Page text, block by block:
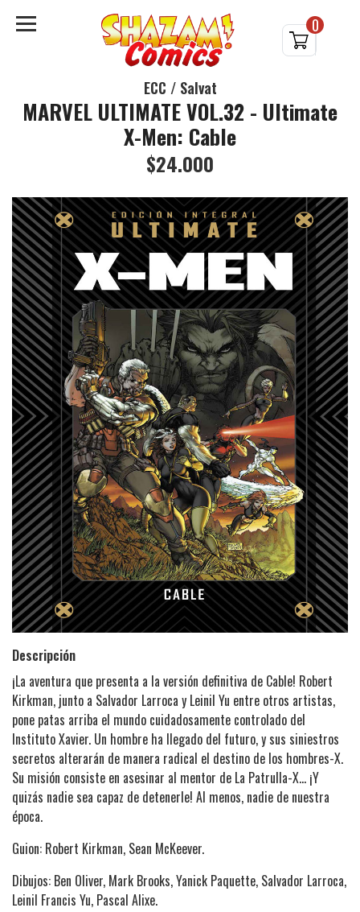
0
ECC / Salvat
MARVEL ULTIMATE VOL.32 - Ultimate
X-Men: Cable
$24.000
Descripción
¡La aventura que presenta a la versión definitiva de Cable! Robert
Kirkman, junto a Salvador Larroca y Leinil Yu entre otros artistas,
pone patas arriba el mundo cuidadosamente controlado del
Instituto Xavier. Un hombre ha llegado del futuro, y sus siniestros
secretos alterarán de manera radical el destino de los hombres-X.
Su misión consiste en asesinar al mentor de La Patrulla-X... ¡Y
quizás nadie sea capaz de detenerle! Al menos, nadie de nuestra
época.
Guion: Robert Kirkman, Sean McKeever.
Dibujos: Ben Oliver, Mark Brooks, Yanick Paquette, Salvador Larroca,
Leinil Francis Yu, Pascal Alixe.